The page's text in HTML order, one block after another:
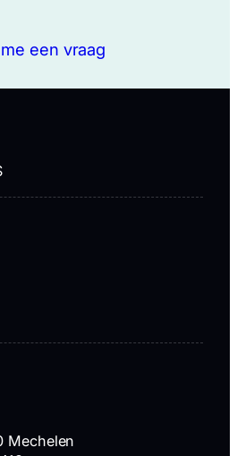
een vraag
Mechelen